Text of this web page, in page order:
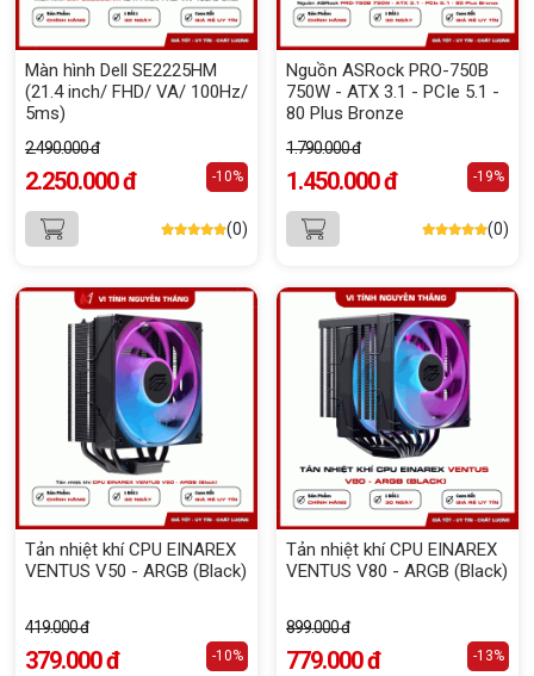
Màn hình Dell SE2225HM
(21.4 inch/ FHD/ VA/ 100Hz/
5ms)
2.490.000 đ
2.250.000 đ -10%
(0)
Nguồn ASRock PRO-750B
750W - ATX 3.1 - PCIe 5.1 -
80 Plus Bronze
1.790.000 đ
1.450.000 đ -19%
(0)
Tản nhiệt khí CPU EINAREX
VENTUS V50 - ARGB (Black)
419.000 đ
379.000 đ -10%
Tản nhiệt khí CPU EINAREX
VENTUS V80 - ARGB (Black)
899.000 đ
779.000 đ -13%